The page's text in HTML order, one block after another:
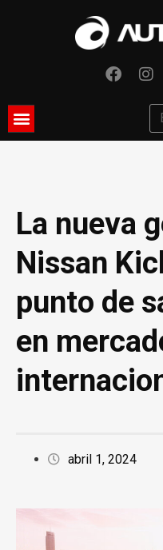
La nueva
Nissan
punto de
en
abril 1, 2024